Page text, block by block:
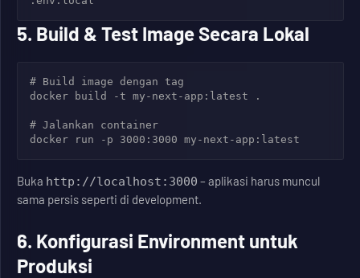
5. Build & Test Image Secara Lokal
# Build image dengan tag
docker build -t my-next-app:latest .
# Jalankan container
Buka http://localhost:3000 – aplikasi harus muncul
sama persis seperti di development.
6. Konfigurasi Environment untuk
Produksi